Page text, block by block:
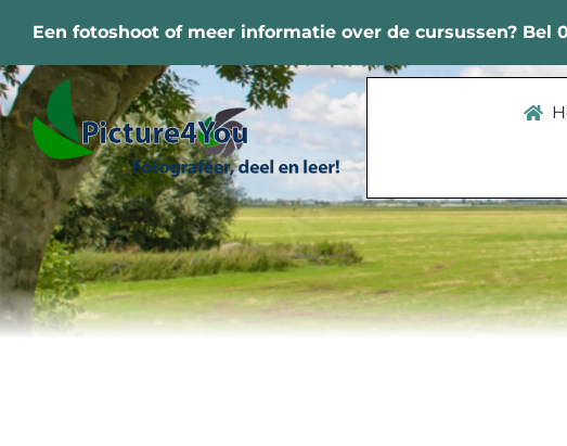
naar
inhoud
Een fotoshoot of meer informatie over de cursussen? Bel